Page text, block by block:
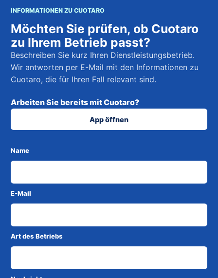
INFORMATIONEN ZU CUOTARO
Möchten Sie prüfen, ob Cuotaro
zu Ihrem Betrieb passt?
Beschreiben Sie kurz Ihren Dienstleistungsbetrieb.
Wir antworten per E-Mail mit den Informationen zu
Cuotaro, die für Ihren Fall relevant sind.
Arbeiten Sie bereits mit Cuotaro?
App öffnen
Name
E-Mail
Art des Betriebs